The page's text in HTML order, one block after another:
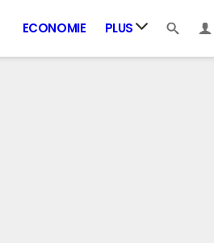
ECONOMIE PLUS